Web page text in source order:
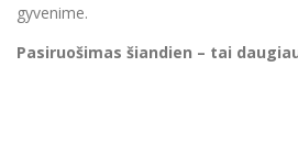
gyvenime.
Pasiruošimas šiandien – tai